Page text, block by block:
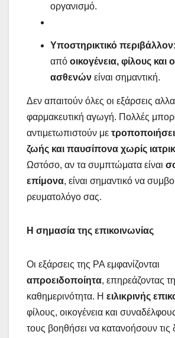
οργανισμό.
Υποστηρικτικό περιβάλλον
από οικογένεια, φίλους και
ασθενών είναι σημαντική.
Δεν απαιτούν όλες οι εξάρσεις
φαρμακευτική αγωγή. Πολλές
αντιμετωπιστούν με
ζωής και παυσίπονα χωρίς
Ωστόσο, αν τα συμπτώματα είναι
επίμονα, είναι σημαντικό να
ρευματολόγο σας.
Η σημασία της επικοινωνίας
Οι εξάρσεις της ΡΑ εμφανίζονται
απροειδοποίητα, επηρεάζοντας
καθημερινότητα. Η ειλικρινής
φίλους, οικογένεια και
τους βοηθήσει να κατανοήσουν τις